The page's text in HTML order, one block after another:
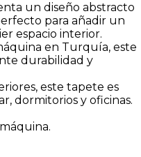
un diseño abstracto
para añadir un
espacio interior.
en Turquía, este
durabilidad y
este tapete es
dormitorios y oficinas.